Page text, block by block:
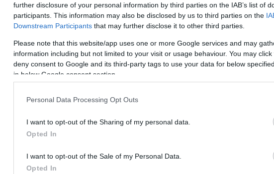
further disclosure of your personal information by third parties on the IAB’s list of
participants. This information may also be disclosed by us to third parties on the
Downstream Participants that may further disclose it to other third parties.
Please note that this website/app uses one or more Google services and may
information including but not limited to your visit or usage behaviour. You may
deny consent to Google and its third-party tags to use your data for below
in below Google consent section.
Personal Data Processing Opt Outs
I want to opt-out of the Sharing of my personal data.
Opted In
I want to opt-out of the Sale of my Personal Data.
Opted In
a Budapest-Szolnok-Békéscsaba-Lőkösháza
A módosított menetrend egészen december
közepéig így is marad, így érdemes
ismernünk a részleteket. Így változtak az
szakaszon pótlóbuszokra számítsunk.
TOVÁBB OLVASOM